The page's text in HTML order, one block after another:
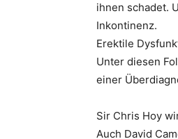
ihnen schadet.
Inkontinenz.
Erektile
Unter diesen
einer
Sir Chris Hoy
Auch David